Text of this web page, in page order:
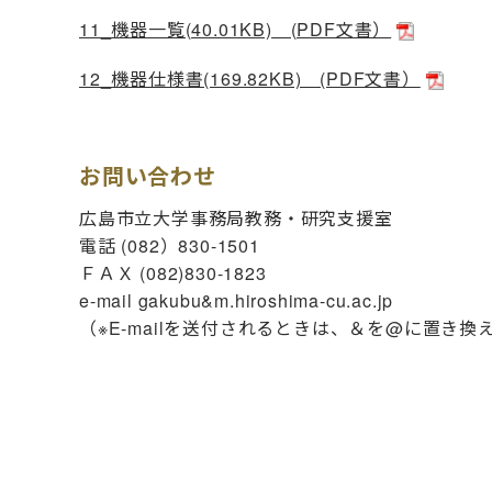
11_機器一覧(40.01KB) (PDF文書）
12_機器仕様書(169.82KB) (PDF文書）
お問い合わせ
広島市立大学事務局教務・研究支援室
電話 (082）830-1501
ＦＡＸ (082)830-1823
e-mail gakubu&m.hiroshima-cu.ac.jp
（※E-mailを送付されるときは、＆を@に置き換